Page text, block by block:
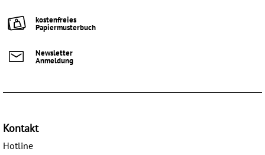
kostenfreies
Papiermusterbuch
Newsletter
Anmeldung
Kontakt
Hotline